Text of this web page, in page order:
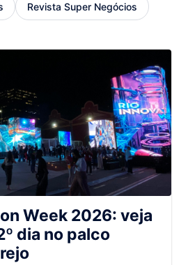
Revista Super Negócios
Week 2026: veja
dia no palco